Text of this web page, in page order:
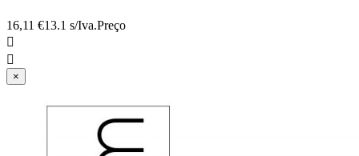
16,11 €13.1 s/Iva.Preço


×